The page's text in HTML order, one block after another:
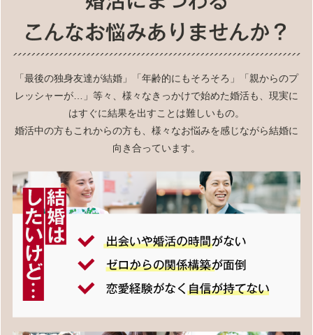
「最後の独身友達が結婚」「年齢的にもそろそろ」「親からのプ
レッシャーが…」等々、様々なきっかけで始めた婚活も、現実に
はすぐに結果を出すことは難しいもの。
婚活中の方もこれからの方も、様々なお悩みを感じながら結婚に
向き合っています。